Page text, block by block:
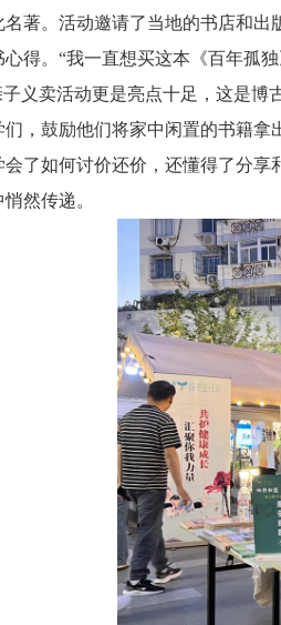
著。活动邀请了当地的书店和
得。“我一直想买这本《百年孤
子义卖活动更是亮点十足，这是
，鼓励他们将家中闲置的书籍
了如何讨价还价，还懂得了分
然传递。